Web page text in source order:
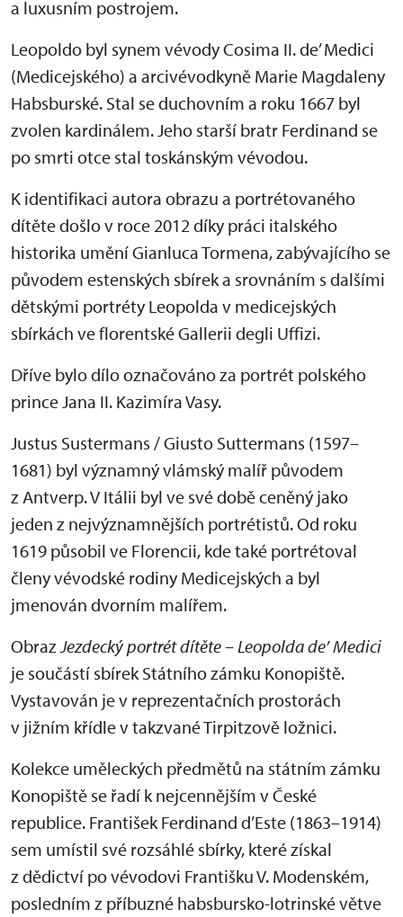
a luxusním postrojem.
Leopoldo byl synem vévody Cosima II. de’ Medici
(Medicejského) a arcivévodkyně Marie Magdaleny
Habsburské. Stal se duchovním a roku 1667 byl
zvolen kardinálem. Jeho starší bratr Ferdinand se
po smrti otce stal toskánským vévodou.
K identifikaci autora obrazu a portrétovaného
dítěte došlo v roce 2012 díky práci italského
historika umění Gianluca Tormena, zabývajícího se
původem estenských sbírek a srovnáním s dalšími
dětskými portréty Leopolda v medicejských
sbírkách ve florentské Gallerii degli Uffizi.
Dříve bylo dílo označováno za portrét polského
prince Jana II. Kazimíra Vasy.
Justus Sustermans / Giusto Suttermans (1597–
1681) byl významný vlámský malíř původem
z Antverp. V Itálii byl ve své době ceněný jako
jeden z nejvýznamnějších portrétistů. Od roku
1619 působil ve Florencii, kde také portrétoval
členy vévodské rodiny Medicejských a byl
jmenován dvorním malířem.
Obraz Jezdecký portrét dítěte – Leopolda de’ Medici
je součástí sbírek Státního zámku Konopiště.
Vystavován je v reprezentačních prostorách
v jižním křídle v takzvané Tirpitzově ložnici.
Kolekce uměleckých předmětů na státním zámku
Konopiště se řadí k nejcennějším v České
republice. František Ferdinand d’Este (1863–1914)
sem umístil své rozsáhlé sbírky, které získal
z dědictví po vévodovi Františku V. Modenském,
posledním z příbuzné habsbursko-lotrinské větve